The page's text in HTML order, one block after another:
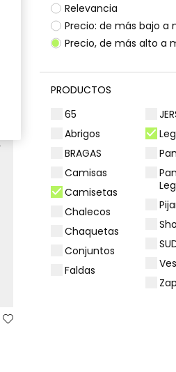
Relevancia
Precio: de más bajo a
Precio, de más alto a
PRODUCTOS
65
Abrigos
BRAGAS
Camisas
Camisetas
Chalecos
Chaquetas
Conjuntos
Faldas